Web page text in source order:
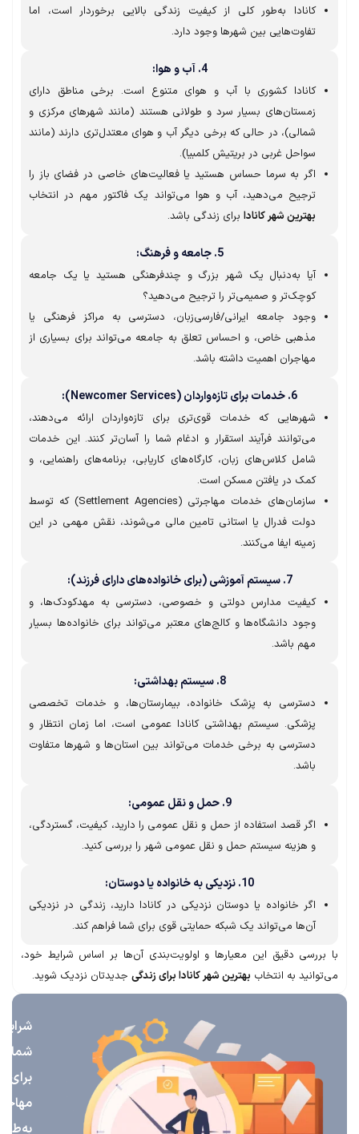
کانادا به‌طور کلی از کیفیت زندگی بالایی برخوردار است، اما
تفاوت‌هایی بین شهرها وجود دارد.
کانادا کشوری با آب و هوای متنوع است. برخی مناطق دارای
زمستان‌های بسیار سرد و طولانی هستند (مانند شهرهای مرکزی و
شمالی)، در حالی که برخی دیگر آب و هوای معتدل‌تری دارند (مانند
سواحل غربی در بریتیش کلمبیا).
اگر به سرما حساس هستید یا فعالیت‌های خاصی در فضای باز را
ترجیح می‌دهید، آب و هوا می‌تواند یک فاکتور مهم در انتخاب
بهترین شهر کانادابرای زندگی باشد.
آیا به‌دنبال یک شهر بزرگ و چندفرهنگی هستید یا یک جامعه
کوچک‌تر و صمیمی‌تر را ترجیح می‌دهید؟
وجود جامعه ایرانی/فارسی‌زبان، دسترسی به مراکز فرهنگی یا
مذهبی خاص، و احساس تعلق به جامعه می‌تواند برای بسیاری از
مهاجران اهمیت داشته باشد.
شهرهایی که خدمات قوی‌تری برای تازه‌واردان ارائه می‌دهند،
می‌توانند فرآیند استقرار و ادغام شما را آسان‌تر کنند. این خدمات
شامل کلاس‌های زبان، کارگاه‌های کاریابی، برنامه‌های راهنمایی، و
کمک در یافتن مسکن است.
سازمان‌های خدمات مهاجرتی (Settlement Agencies) که توسط
دولت فدرال یا استانی تامین مالی می‌شوند، نقش مهمی در این
زمینه ایفا می‌کنند.
کیفیت مدارس دولتی و خصوصی، دسترسی به مهدکودک‌ها، و
وجود دانشگاه‌ها و کالج‌های معتبر می‌تواند برای خانواده‌ها بسیار
مهم باشد.
دسترسی به پزشک خانواده، بیمارستان‌ها، و خدمات تخصصی
پزشکی. سیستم بهداشتی کانادا عمومی است، اما زمان انتظار و
دسترسی به برخی خدمات می‌تواند بین استان‌ها و شهرها متفاوت
اگر قصد استفاده از حمل و نقل عمومی را دارید، کیفیت، گستردگی،
و هزینه سیستم حمل و نقل عمومی شهر را بررسی کنید.
اگر خانواده یا دوستان نزدیکی در کانادا دارید، زندگی در نزدیکی
آن‌ها می‌تواند یک شبکه حمایتی قوی برای شما فراهم کند.
دقیق این معیارها و اولویت‌بندی آن‌ها بر اساس شرایط خود،
به انتخاببهترین شهر کانادا برای زندگیجدیدتان نزدیک شوید.
مهاجرت